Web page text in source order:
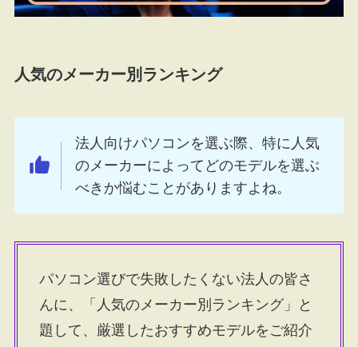
人気のメーカー別ランキング
法人向けパソコンを選ぶ際、特に人気
のメーカーによってどのモデルを選ぶ
べきか悩むことがありますよね。
パソコン選びで失敗したくない法人の皆さ
んに、「人気のメーカー別ランキング」と
題して、厳選したおすすめモデルをご紹介